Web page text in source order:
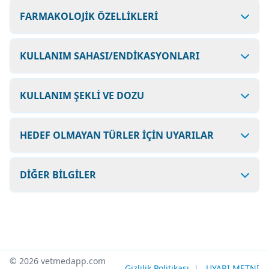
FARMAKOLOJİK ÖZELLİKLERİ
KULLANIM SAHASI/ENDİKASYONLARI
KULLANIM ŞEKLİ VE DOZU
HEDEF OLMAYAN TÜRLER İÇİN UYARILAR
DİĞER BİLGİLER
© 2026 vetmedapp.com